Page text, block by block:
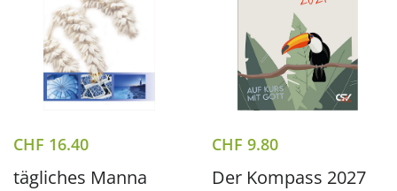
CHF 16.40
tägliches Manna
CHF 9.80
Der Kompass 2027